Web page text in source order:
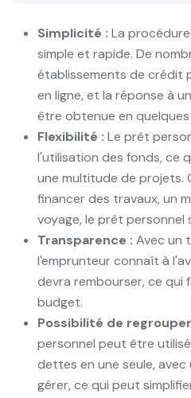
Simplicité : La
simple et rapide. De
établissements de crédit
en ligne, et la réponse à
être obtenue en quelques
Flexibilité : Le prêt
l'utilisation des fonds, ce
une multitude de projets.
financer des travaux, un
voyage, le prêt personnel
Transparence : Avec un
l'emprunteur connaît à
devra rembourser, ce qui
budget.
Possibilité de
personnel peut être
dettes en une seule, avec
gérer, ce qui peut